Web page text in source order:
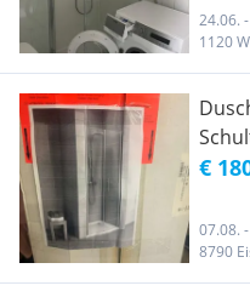
24.06.
1120
€
07.08.
8790